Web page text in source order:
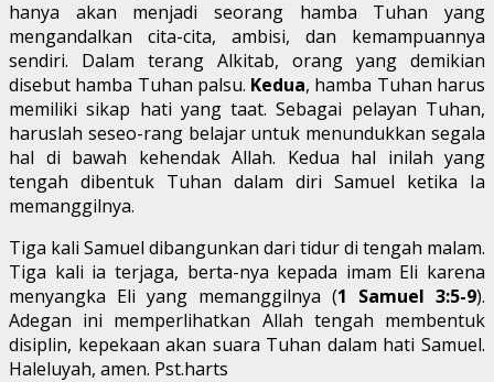
hanya akan menjadi seorang hamba Tuhan yang
mengandalkan cita-cita, ambisi, dan kemampuannya
sendiri. Dalam terang Alkitab, orang yang demikian
disebut hamba Tuhan palsu. Kedua, hamba Tuhan harus
memiliki sikap hati yang taat. Sebagai pelayan Tuhan,
haruslah seseo-rang belajar untuk menundukkan segala
hal di bawah kehendak Allah. Kedua hal inilah yang
tengah dibentuk Tuhan dalam diri Samuel ketika Ia
memanggilnya.
Tiga kali Samuel dibangunkan dari tidur di tengah malam.
Tiga kali ia terjaga, berta-nya kepada imam Eli karena
menyangka Eli yang memanggilnya (1 Samuel 3:5-9).
Adegan ini memperlihatkan Allah tengah membentuk
disiplin, kepekaan akan suara Tuhan dalam hati Samuel.
Haleluyah, amen. Pst.harts